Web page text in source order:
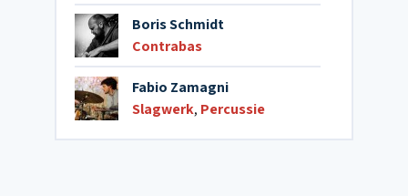
Boris Schmidt
Contrabas
Fabio Zamagni
Slagwerk, Percussie